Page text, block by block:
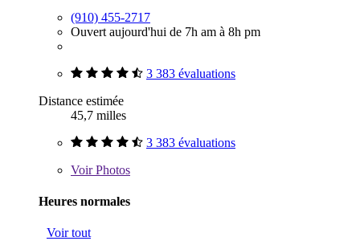
(910) 455-2717
Ouvert aujourd'hui de 7h am à 8h pm
3 383 évaluations
Distance estimée
45,7 milles
3 383 évaluations
VoirPhotos
Heures normales
Voir tout